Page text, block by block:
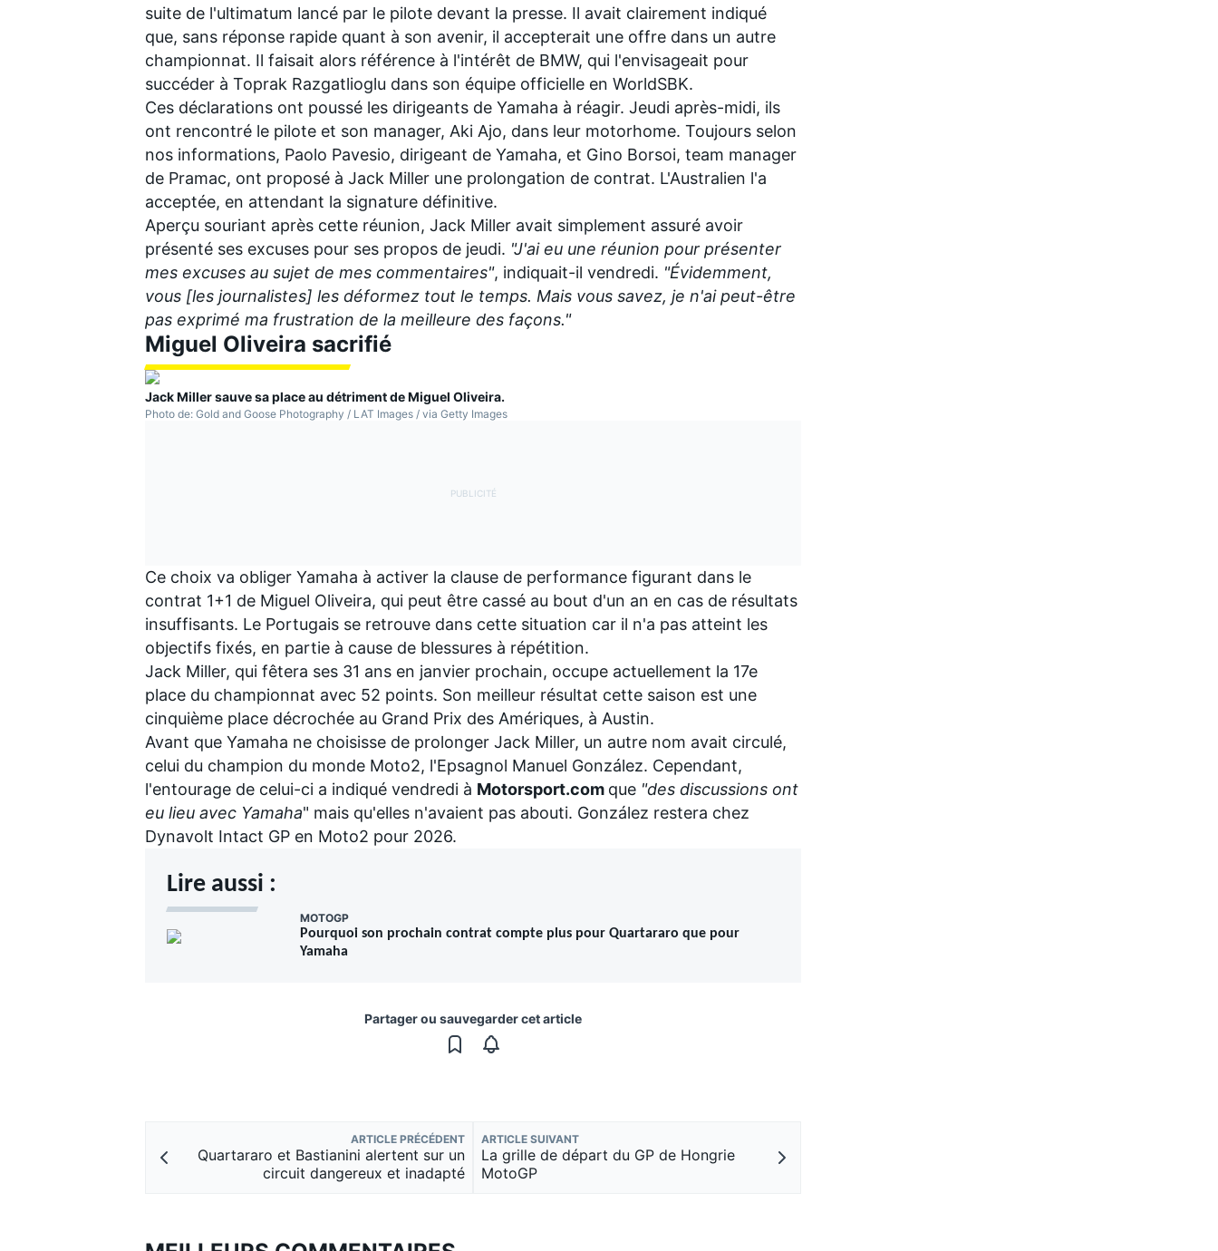
suite de l'ultimatum lancé par le pilote devant la presse. Il avait clairement indiqué
que, sans réponse rapide quant à son avenir, il accepterait une offre dans un autre
championnat. Il faisait alors référence à l'intérêt de BMW, qui l'envisageait pour
succéder à Toprak Razgatlioglu dans son équipe officielle en WorldSBK.
Ces déclarations ont poussé les dirigeants de Yamaha à réagir. Jeudi après-midi, ils
ont rencontré le pilote et son manager, Aki Ajo, dans leur motorhome. Toujours selon
nos informations, Paolo Pavesio, dirigeant de Yamaha, et Gino Borsoi, team manager
de Pramac, ont proposé à Jack Miller une prolongation de contrat. L'Australien l'a
acceptée, en attendant la signature définitive.
Aperçu souriant après cette réunion, Jack Miller avait simplement assuré avoir
présenté ses excuses pour ses propos de jeudi. "J'ai eu une réunion pour présenter
mes excuses au sujet de mes commentaires", indiquait-il vendredi. "Évidemment,
vous [les journalistes] les déformez tout le temps. Mais vous savez, je n'ai peut-être
pas exprimé ma frustration de la meilleure des façons."
Miguel Oliveira sacrifié
Jack Miller sauve sa place au détriment de Miguel Oliveira.
Photo de: Gold and Goose Photography / LAT Images / via Getty Images
Ce choix va obliger Yamaha à activer la clause de performance figurant dans le
contrat 1+1 de Miguel Oliveira, qui peut être cassé au bout d'un an en cas de résultats
insuffisants. Le Portugais se retrouve dans cette situation car il n'a pas atteint les
objectifs fixés, en partie à cause de blessures à répétition.
Jack Miller, qui fêtera ses 31 ans en janvier prochain, occupe actuellement la 17e
place du championnat avec 52 points. Son meilleur résultat cette saison est une
cinquième place décrochée au Grand Prix des Amériques, à Austin.
Avant que Yamaha ne choisisse de prolonger Jack Miller, un autre nom avait circulé,
celui du champion du monde Moto2, l'Epsagnol Manuel González. Cependant,
l'entourage de celui-ci a indiqué vendredi à Motorsport.com que "des discussions ont
eu lieu avec Yamaha" mais qu'elles n'avaient pas abouti. González restera chez
Dynavolt Intact GP en Moto2 pour 2026.
Lire aussi :
MOTOGP
Pourquoi son prochain contrat compte plus pour Quartararo que pour
Yamaha
Partager ou sauvegarder cet article
ARTICLE PRÉCÉDENT
Quartararo et Bastianini alertent sur un
circuit dangereux et inadapté
ARTICLE SUIVANT
La grille de départ du GP de Hongrie
MotoGP